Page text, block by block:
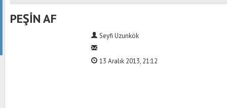
PEŞİN AF
Seyfi Uzunkök
13 Aralık 2013, 21:12